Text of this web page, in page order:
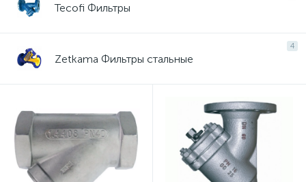
Tecofi Фильтры
4
Zetkama Фильтры стальные